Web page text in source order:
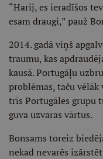
“Harij, es ieradīšos
esam draugi,” pauž
2014. gadā viņš
traumu, kas
kausā. Portugāļu
problēmas, taču
trīs Portugāles grupu
guva uzvaras vārtus.
Bonsams toreiz
nekad nevarēs